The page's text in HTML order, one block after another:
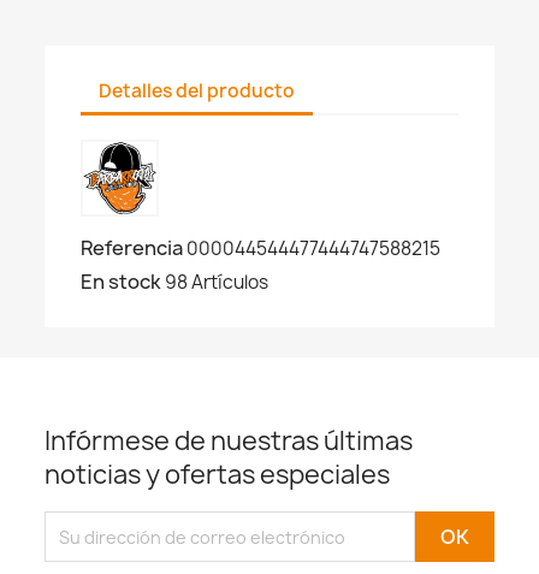
Detalles del producto
Referencia000044544477444747588215
En stock98 Artículos
Infórmese de nuestras últimas
noticias y ofertas especiales